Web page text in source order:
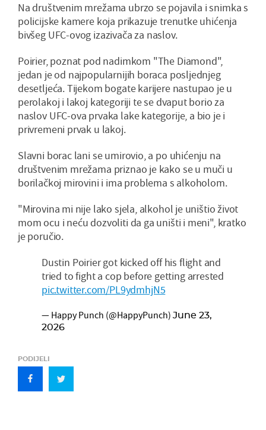
Na društvenim mrežama ubrzo se pojavila i snimka s
policijske kamere koja prikazuje trenutke uhićenja
bivšeg UFC-ovog izazivača za naslov.
Poirier, poznat pod nadimkom "The Diamond",
jedan je od najpopularnijih boraca posljednjeg
desetljeća. Tijekom bogate karijere nastupao je u
perolakoj i lakoj kategoriji te se dvaput borio za
naslov UFC-ova prvaka lake kategorije, a bio je i
privremeni prvak u lakoj.
Slavni borac lani se umirovio, a po uhićenju na
društvenim mrežama priznao je kako se u muči u
borilačkoj mirovini i ima problema s alkoholom.
"Mirovina mi nije lako sjela, alkohol je uništio život
mom ocu i neću dozvoliti da ga uništi i meni", kratko
je poručio.
Dustin Poirier got kicked off his flight and
tried to fight a cop before getting arrested
pic.twitter.com/PL9ydmhjN5
— Happy Punch (@HappyPunch) June 23,
2026
PODIJELI